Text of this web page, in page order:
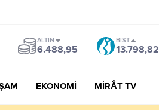
ALTIN
6.488,95
BIST
13.798,82
EKONOMI MIRÂT TV